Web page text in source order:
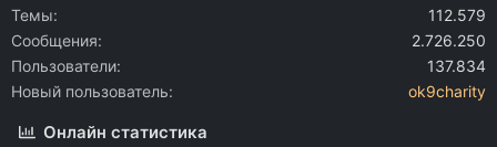
Темы
112.579
Сообщения
2.726.250
Пользователи
137.834
Новый пользователь
ok9charity
Онлайн статистика